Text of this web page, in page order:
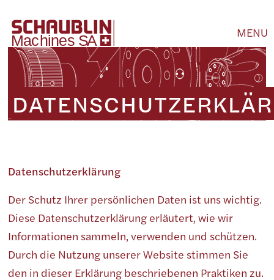
MENU
Datenschutzerklärung
Der Schutz Ihrer persönlichen Daten ist uns wichtig.
Diese Datenschutzerklärung erläutert, wie wir
Informationen sammeln, verwenden und schützen.
Durch die Nutzung unserer Website stimmen Sie
den in dieser Erklärung beschriebenen Praktiken zu.